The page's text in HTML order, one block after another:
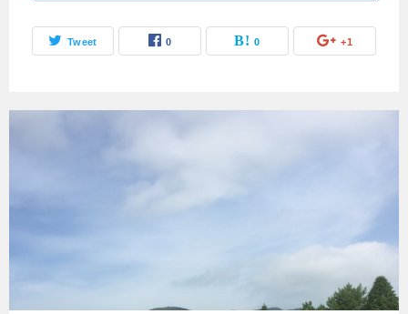
Tweet 0 0 +1